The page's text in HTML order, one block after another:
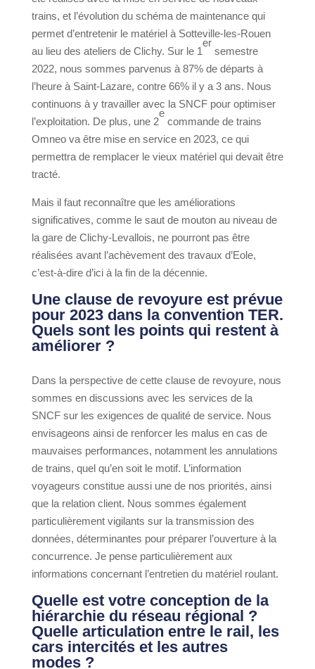
trains, et l’évolution du schéma de maintenance qui
permet d’entretenir le matériel à Sotteville-les-Rouen
au lieu des ateliers de Clichy. Sur le 1
er
semestre
2022, nous sommes parvenus à 87% de départs à
l’heure à Saint-Lazare, contre 66% il y a 3 ans. Nous
continuons à y travailler avec la SNCF pour optimiser
l’exploitation. De plus, une 2
e
commande de trains
Omneo va être mise en service en 2023, ce qui
permettra de remplacer le vieux matériel qui devait être
tracté.
Mais il faut reconnaître que les améliorations
significatives, comme le saut de mouton au niveau de
la gare de Clichy-Levallois, ne pourront pas être
réalisées avant l’achèvement des travaux d’Eole,
c’est-à-dire d’ici à la fin de la décennie.
Une clause de revoyure est prévue
pour 2023 dans la convention TER.
Quels sont les points qui restent à
améliorer ?
Dans la perspective de cette clause de revoyure, nous
sommes en discussions avec les services de la
SNCF sur les exigences de qualité de service. Nous
envisageons ainsi de renforcer les malus en cas de
mauvaises performances, notamment les annulations
de trains, quel qu’en soit le motif. L’information
voyageurs constitue aussi une de nos priorités, ainsi
que la relation client. Nous sommes également
particulièrement vigilants sur la transmission des
données, déterminantes pour préparer l’ouverture à la
concurrence. Je pense particulièrement aux
informations concernant l’entretien du matériel roulant.
Quelle est votre conception de la
hiérarchie du réseau régional ?
Quelle articulation entre le rail, les
cars intercités et les autres
modes ?